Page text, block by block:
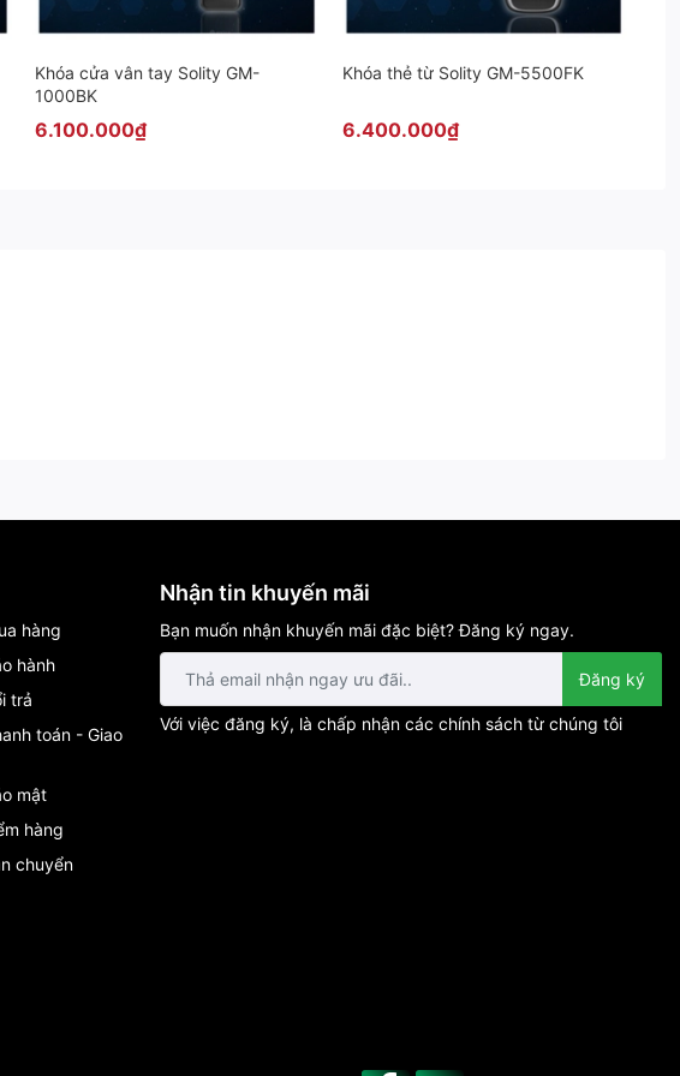
Khóa cửa vân tay Solity GM-
1000BK
6.100.000₫
Khóa thẻ từ Solity GM-5500FK
6.400.000₫
hàng
hành
trả
toán - Giao
mật
hàng
chuyển
Nhận tin khuyến mãi
Bạn muốn nhận khuyến mãi đặc biệt? Đăng ký ngay.
Đăng ký
Với việc đăng ký, là chấp nhận các chính sách từ chúng tôi